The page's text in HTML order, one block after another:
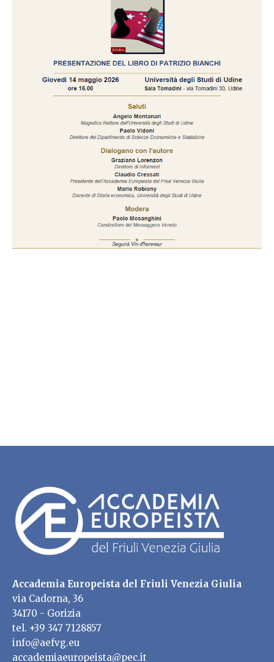
Accademia Europeista del Friuli Venezia Giulia
via Cadorna, 36
34170 - Gorizia
tel. +39 347 7128857
info@aefvg.eu
accademiaeuropeista@pec.it